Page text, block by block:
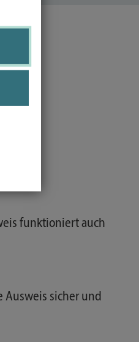
funktioniert auch
sicher und